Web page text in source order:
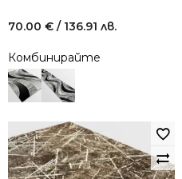
70.00 € / 136.91 лв.
Комбинирайте